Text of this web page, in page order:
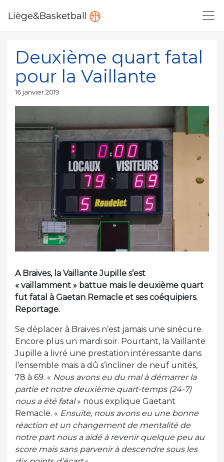
Liège&Basketball
Deuxième quart fatal
pour la Vaillante
Publié
16 janvier 2019
A Braives, la Vaillante Jupille s’est
« vaillamment » battue mais le deuxième quart
fut fatal à Gaetan Remacle et ses coéquipiers.
Reportage.
Se déplacer à Braives n’est jamais une sinécure.
Encore plus un mardi soir. Pourtant, la Vaillante
Jupille a livré une prestation intéressante dans
l’ensemble mais a dû s’incliner de neuf unités,
78 à 69. « Nous avons eu du mal à démarrer la
partie et notre deuxième quart-temps (24-7)
nous a été fatal» nous explique Gaetant
Remacle. « Ensuite, nous avons eu une bonne
réaction et un changement de mentalité de
notre part nous a aidé à revenir quelque peu au
score mais sans parvenir à descendre sous les